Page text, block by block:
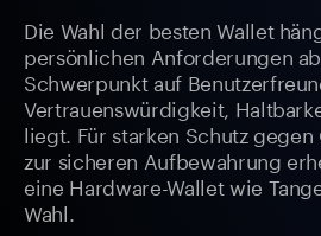
Die Wahl der besten Wallet
persönlichen Anforderungen
Schwerpunkt auf
Vertrauenswürdigkeit,
liegt. Für starken Schutz
zur sicheren Aufbewahrung
eine Hardware-Wallet wie
Wahl.